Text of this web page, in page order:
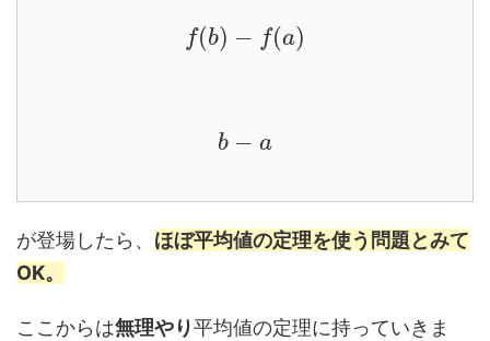
f(b) − f(a)
b − a
が登場したら、 ほぼ平均値の定理を使う問題とみて
OK。
ここからは無理やり平均値の定理に持っていきま